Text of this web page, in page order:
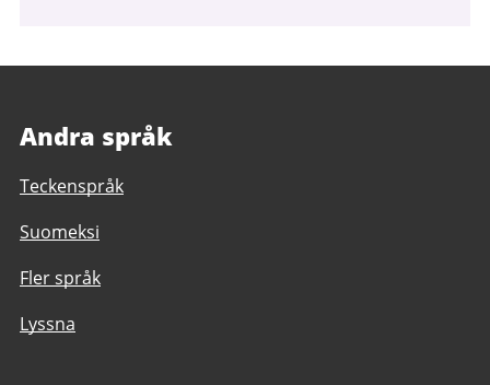
Andra språk
Teckenspråk
Suomeksi
Fler språk
Lyssna